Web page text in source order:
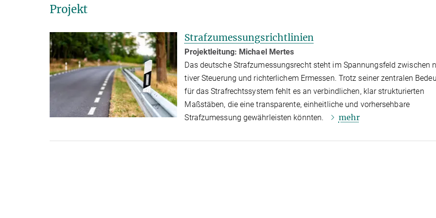
Projekt
Strafzumessungsrichtlinien
Projektleitung: Michael Mertes
Das deutsche Strafzumessungsrecht steht im Spannungsfeld zwischen
tiver Steuerung und richterlichem Ermessen. Trotz seiner zentralen
für das Strafrechtssystem fehlt es an verbindlichen, klar strukturierten
Maßstäben, die eine transparente, einheitliche und vorhersehbare
Strafzumessung gewährleisten könnten.
mehr